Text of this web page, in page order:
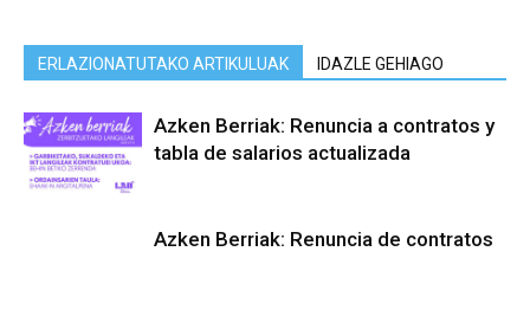
ERLAZIONATUTAKO ARTIKULUAK IDAZLE GEHIAGO
Azken Berriak: Renuncia a contratos y
tabla de salarios actualizada
Azken Berriak: Renuncia de contratos